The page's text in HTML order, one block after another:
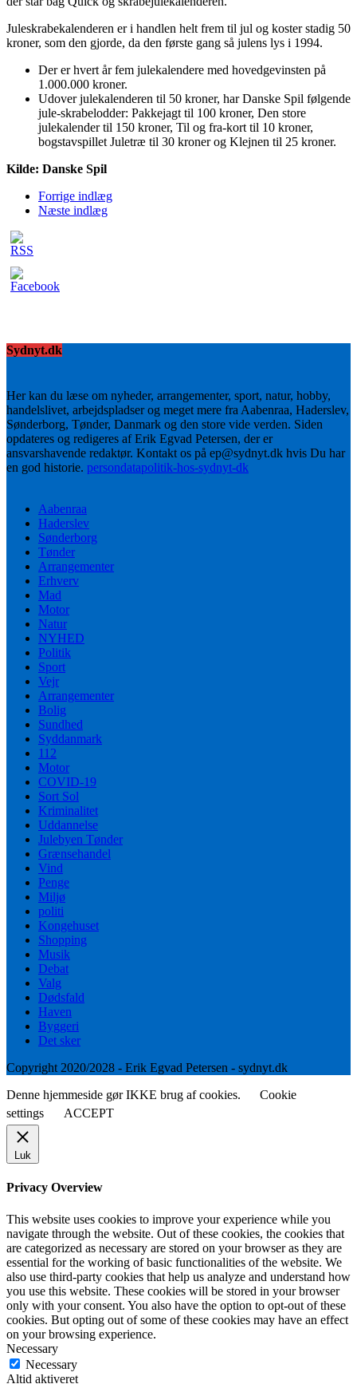
Juleskrabekalenderen er i handlen helt frem til jul og koster stadig 50
kroner, som den gjorde, da den første gang så julens lys i 1994.
Der er hvert år fem julekalendere med hovedgevinsten på
1.000.000 kroner.
Udover julekalenderen til 50 kroner, har Danske Spil følgende
jule-skrabelodder: Pakkejagt til 100 kroner, Den store
julekalender til 150 kroner, Til og fra-kort til 10 kroner,
bogstavspillet Juletræ til 30 kroner og Klejnen til 25 kroner.
Kilde: Danske Spil
Forrige indlæg
Næste indlæg
Sydnyt.dk
Her kan du læse om nyheder, arrangementer, sport, natur, hobby,
handelslivet, arbejdspladser og meget mere fra Aabenraa, Haderslev,
Sønderborg, Tønder, Danmark og den store vide verden. Siden
opdateres og redigeres af Erik Egvad Petersen, der er
ansvarshavende redaktør. Kontakt os på ep@sydnyt.dk hvis Du har
en god historie. persondatapolitik-hos-sydnyt-dk
Aabenraa
Haderslev
Sønderborg
Tønder
Arrangementer
Erhverv
Mad
Motor
Natur
NYHED
Politik
Sport
Vejr
Arrangementer
Bolig
Sundhed
Syddanmark
112
Motor
COVID-19
Sort Sol
Kriminalitet
Uddannelse
Julebyen Tønder
Grænsehandel
Vind
Penge
Miljø
politi
Kongehuset
Shopping
Musik
Debat
Valg
Dødsfald
Haven
Byggeri
Det sker
Copyright 2020/2028 - Erik Egvad Petersen - sydnyt.dk
Denne hjemmeside gør IKKE brug af cookies.
Cookie
settings
ACCEPT
Luk
Privacy Overview
This website uses cookies to improve your experience while you
navigate through the website. Out of these cookies, the cookies that
are categorized as necessary are stored on your browser as they are
essential for the working of basic functionalities of the website. We
also use third-party cookies that help us analyze and understand how
you use this website. These cookies will be stored in your browser
only with your consent. You also have the option to opt-out of these
cookies. But opting out of some of these cookies may have an effect
on your browsing experience.
Necessary
Necessary
Altid aktiveret